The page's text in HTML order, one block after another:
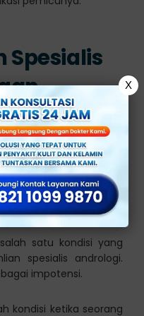
Spesialis
yang mengkhususkan
yang menangani
yang terkait
seksual pria.
satu kondisi yang
spesialis andrologi.
impotensi.
kondisi ketika seorang
X